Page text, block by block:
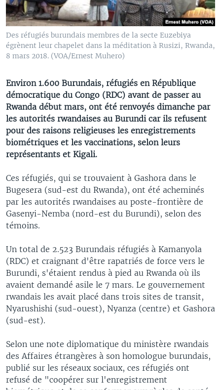
Des réfugiés burundais membres de la secte Euzebiya
égrènent leur chapelet dans la méditation à Rusizi, Rwanda,
8 mars 2018. (VOA/Ernest Muhero)
Environ 1.600 Burundais, réfugiés en République
démocratique du Congo (RDC) avant de passer au
Rwanda début mars, ont été renvoyés dimanche par
les autorités rwandaises au Burundi car ils refusent
pour des raisons religieuses les enregistrements
biométriques et les vaccinations, selon leurs
représentants et Kigali.
Ces réfugiés, qui se trouvaient à Gashora dans le
Bugesera (sud-est du Rwanda), ont été acheminés
par les autorités rwandaises au poste-frontière de
Gasenyi-Nemba (nord-est du Burundi), selon des
témoins.
Un total de 2.523 Burundais réfugiés à Kamanyola
(RDC) et craignant d'être rapatriés de force vers le
Burundi, s'étaient rendus à pied au Rwanda où ils
avaient demandé asile le 7 mars. Le gouvernement
rwandais les avait placé dans trois sites de transit,
Nyarushishi (sud-ouest), Nyanza (centre) et Gashora
(sud-est).
Selon une note diplomatique du ministère rwandais
des Affaires étrangères à son homologue burundais,
publié sur les réseaux sociaux, ces réfugiés ont
refusé de "coopérer sur l'enregistrement